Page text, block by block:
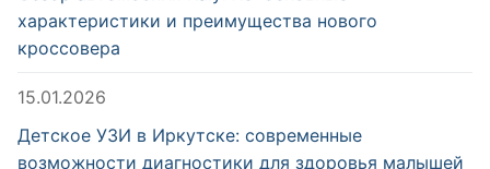
характеристики и преимущества нового
кроссовера
15.01.2026
Детское УЗИ в Иркутске: современные
возможности диагностики для здоровья малышей